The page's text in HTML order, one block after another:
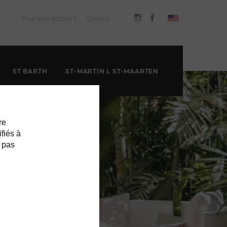
Pourquoi Access ? Contact
ST BARTH ST-MARTIN L ST-MAARTEN
à
pas